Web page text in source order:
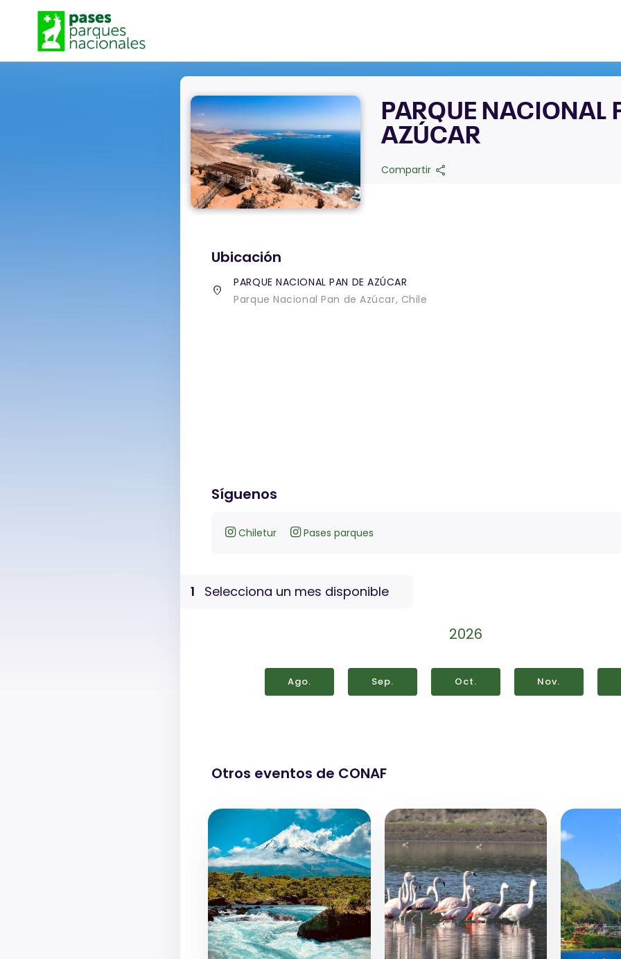
PARQUE NACIONAL
AZÚCAR
Compartir share
Ubicación
place
PARQUE NACIONAL PAN DE AZÚCAR
Parque Nacional Pan de Azúcar, Chile
Síguenos
Chiletur Pases parques
Selecciona un mes disponible
1
2026
Ago. Sep. Oct. Nov.
Otros eventos de CONAF